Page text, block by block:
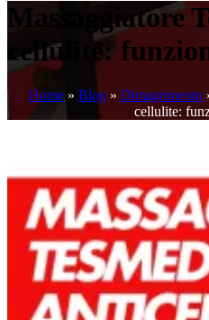
Massaggiatore
cellulite:
Home» Blog» Dimagrimento
cellulite: